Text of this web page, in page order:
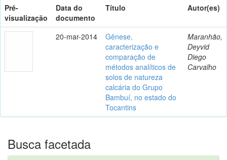
Pré-
visualização
Data do
documento
Título Autor(es)
20-mar-2014
Gênese,
caracterização e
comparação de
métodos analíticos de
solos de natureza
calcária do Grupo
Bambuí, no estado do
Tocantins
Maranhão,
Deyvid
Diego
Carvalho
Busca facetada